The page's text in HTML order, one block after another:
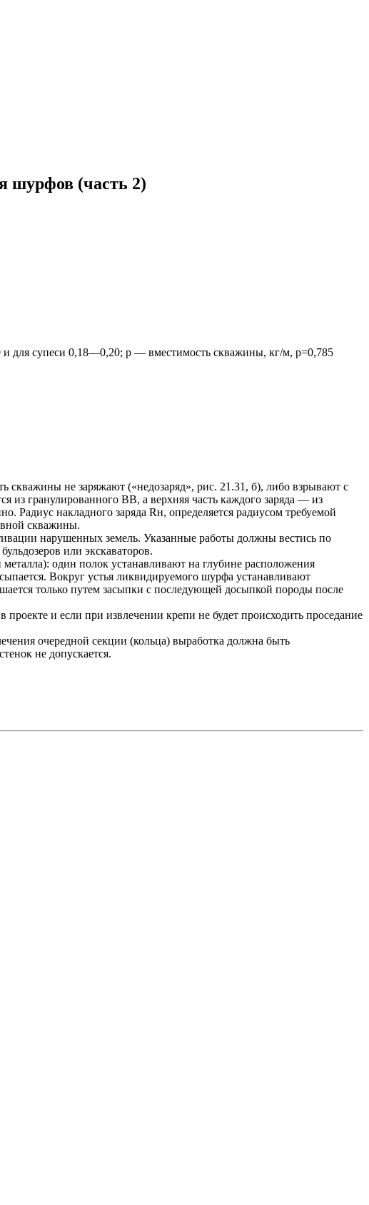
шурфов (часть 2)
для супеси 0,18—0,20; р — вместимость скважины, кг/м, р=0,785
скважины не заряжают («недозаряд», рис. 21.31, б), либо взрывают с
гранулированного ВВ, а верхняя часть каждого заряда — из
накладного заряда Rн, определяется радиусом требуемой
скважины.
нарушенных земель. Указанные работы должны вестись по
или экскаваторов.
один полок устанавливают на глубине расположения
Вокруг устья ликвидируемого шурфа устанавливают
только путем засыпки с последующей досыпкой породы после
и если при извлечении крепи не будет происходить проседание
очередной секции (кольца) выработка должна быть
не допускается.